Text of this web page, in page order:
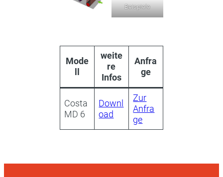
Beispiele
Mode
weite
re
Infos
Anfra
ge
Costa
MD 6
Downl
oad
Zur
Anfra
ge